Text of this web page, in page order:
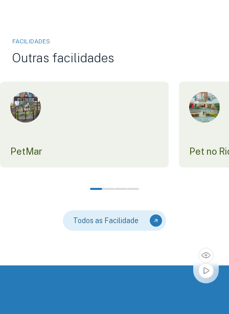
FACILIDADES
Outras facilidades
PetMar Pet no
Todos as Facilidade